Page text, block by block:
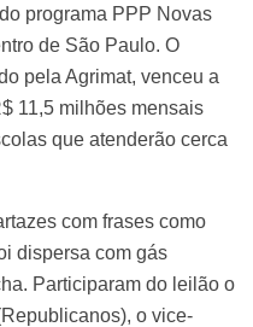
programa PPP Novas
de São Paulo. O
pela Agrimat, venceu a
11,5 milhões mensais
que atenderão cerca
com frases como
dispersa com gás
Participaram do leilão o
o vice-